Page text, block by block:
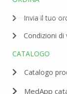
Invia il tuo
Condizioni di
CATALOGO
Catalogo
MedApp